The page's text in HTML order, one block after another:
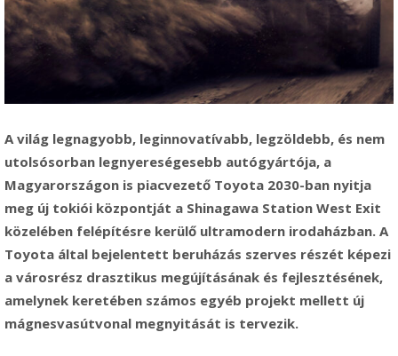
A világ legnagyobb, leginnovatívabb, legzöldebb, és nem
utolsósorban legnyereségesebb autógyártója, a
Magyarországon is piacvezető Toyota 2030-ban nyitja
meg új tokiói központját a Shinagawa Station West Exit
közelében felépítésre kerülő ultramodern irodaházban. A
Toyota által bejelentett beruházás szerves részét képezi
a városrész drasztikus megújításának és fejlesztésének,
amelynek keretében számos egyéb projekt mellett új
mágnesvasútvonal megnyitását is tervezik.